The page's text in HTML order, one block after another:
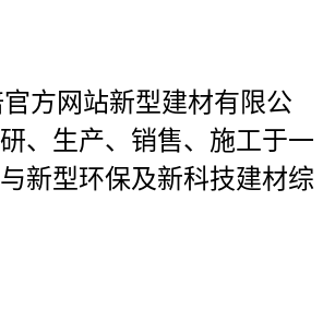
方网站新型建材有限公
、生产、销售、施工于一
新型环保及新科技建材综